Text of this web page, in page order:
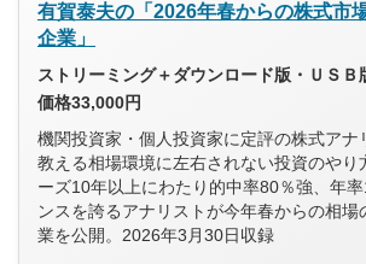
有賀泰夫の「2026年春からの株式市
企業」
ストリーミング＋ダウンロード版・ＵＳ
価格33,000円
機関投資家・個人投資家に定評の株式アナ
教える相場環境に左右されない投資のやり
ーズ10年以上にわたり的中率80％強、年
ンスを誇るアナリストが今年春からの相場
業を公開。2026年3月30日収録